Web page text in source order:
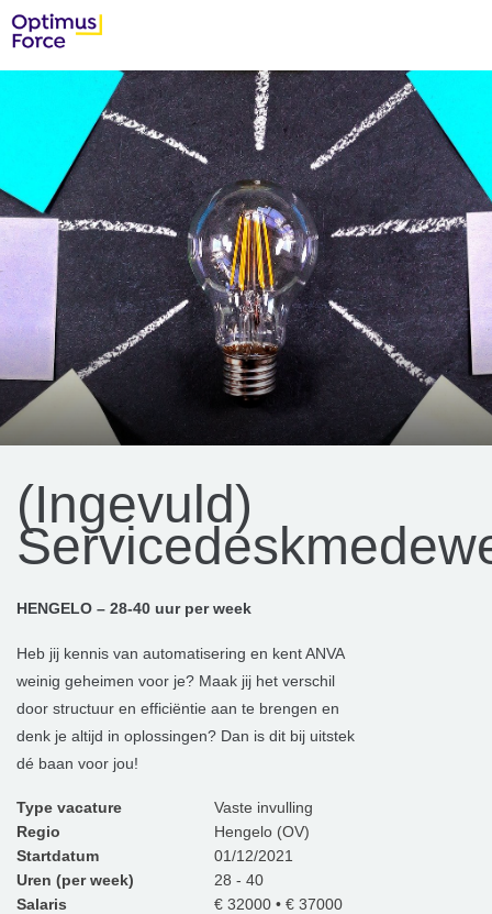
(Ingevuld)
HENGELO – 28-40 uur per week
Heb jij kennis van automatisering en kent ANVA
weinig geheimen voor je? Maak jij het verschil
door structuur en efficiëntie aan te brengen en
denk je altijd in oplossingen? Dan is dit bij uitstek
dé baan voor jou!
Type vacature
Vaste invulling
Regio
Hengelo (OV)
Startdatum
01/12/2021
Uren (per week)
28 - 40
Salaris
€ 32000 • € 37000